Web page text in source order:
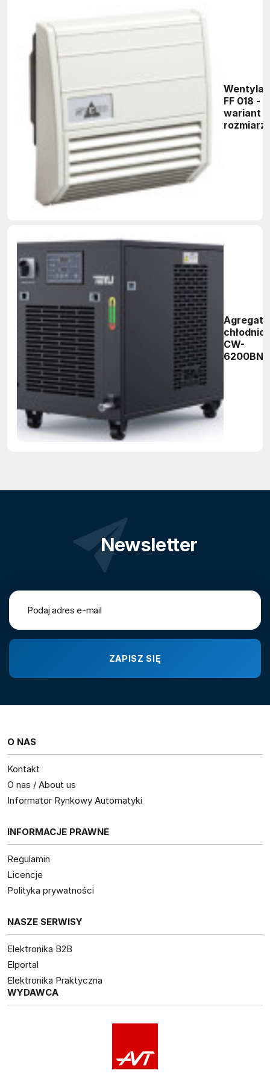
FF 018 -
wariant o
Agregat
CW-
Newsletter
O NAS
Kontakt
O nas / About us
Informator Rynkowy Automatyki
INFORMACJE PRAWNE
Regulamin
Licencje
Polityka prywatności
NASZE SERWISY
Elektronika B2B
Elportal
Elektronika Praktyczna
WYDAWCA